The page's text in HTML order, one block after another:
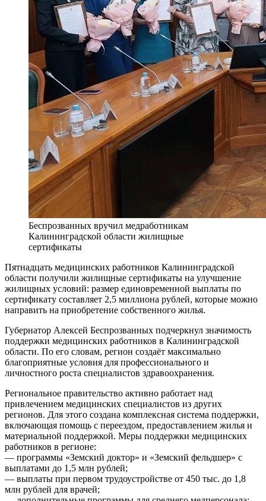
Беспрозванных вручил медработникам
Калининградской области жилищные
сертификаты
Пятнадцать медицинских работников Калининградской
области получили жилищные сертификаты на улучшение
жилищных условий: размер единовременной выплаты по
сертификату составляет 2,5 миллиона рублей, которые можно
направить на приобретение собственного жилья.
Губернатор Алексей Беспрозванных подчеркнул значимость
поддержки медицинских работников в Калининградской
области. По его словам, регион создаёт максимально
благоприятные условия для профессионального и
личностного роста специалистов здравоохранения.
Региональное правительство активно работает над
привлечением медицинских специалистов из других
регионов. Для этого создана комплексная система поддержки,
включающая помощь с переездом, предоставлением жилья и
материальной поддержкой. Меры поддержки медицинских
работников в регионе:
— программы «Земский доктор» и «Земский фельдшер» с
выплатами до 1,5 млн рублей;
— выплаты при первом трудоустройстве от 450 тыс. до 1,8
млн рублей для врачей;